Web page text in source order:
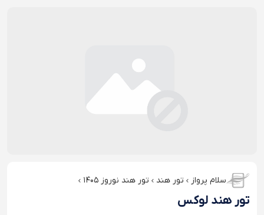
سلام پرواز تور هند تور هند نوروز ۱۴۰۵
تور هند لوکس